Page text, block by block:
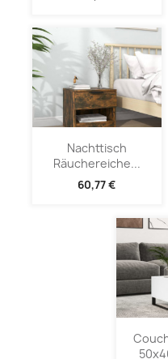
Nachttisch
Räuchereiche...
60,77 €